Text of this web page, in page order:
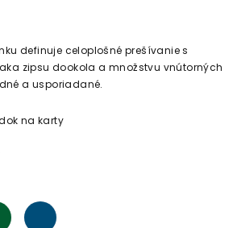
definuje celoplošné prešívanie s
zipsu dookola a množstvu vnútorných
a usporiadané.
na karty